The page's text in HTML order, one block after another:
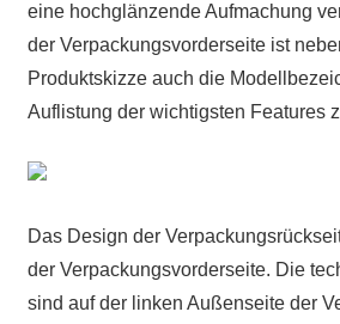
eine hochglänzende Aufmachung
der Verpackungsvorderseite ist
Produktskizze auch die
Auflistung der wichtigsten Features
Das Design der
der Verpackungsvorderseite. Die
sind auf der linken Außenseite der